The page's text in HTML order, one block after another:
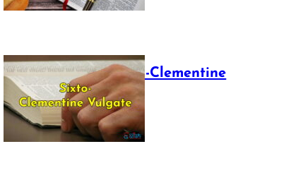
The Sixto-Clementine
Vulgate
July 12, 2025